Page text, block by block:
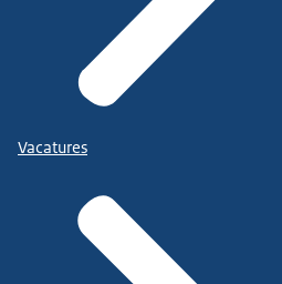
Vacatures